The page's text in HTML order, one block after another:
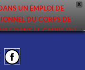
X
UN EMPLOI DE
DU CORPS DE
DANS LE CADRE DU
EST DISPONIBLE EN
AUX NOMMÉ(E)S !